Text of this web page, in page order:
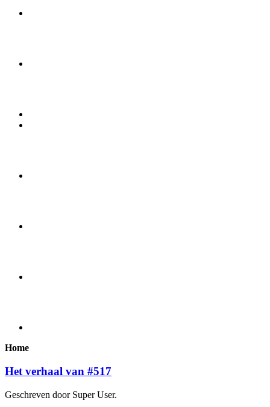
Home
Het verhaal van #517
Geschreven door Super User.